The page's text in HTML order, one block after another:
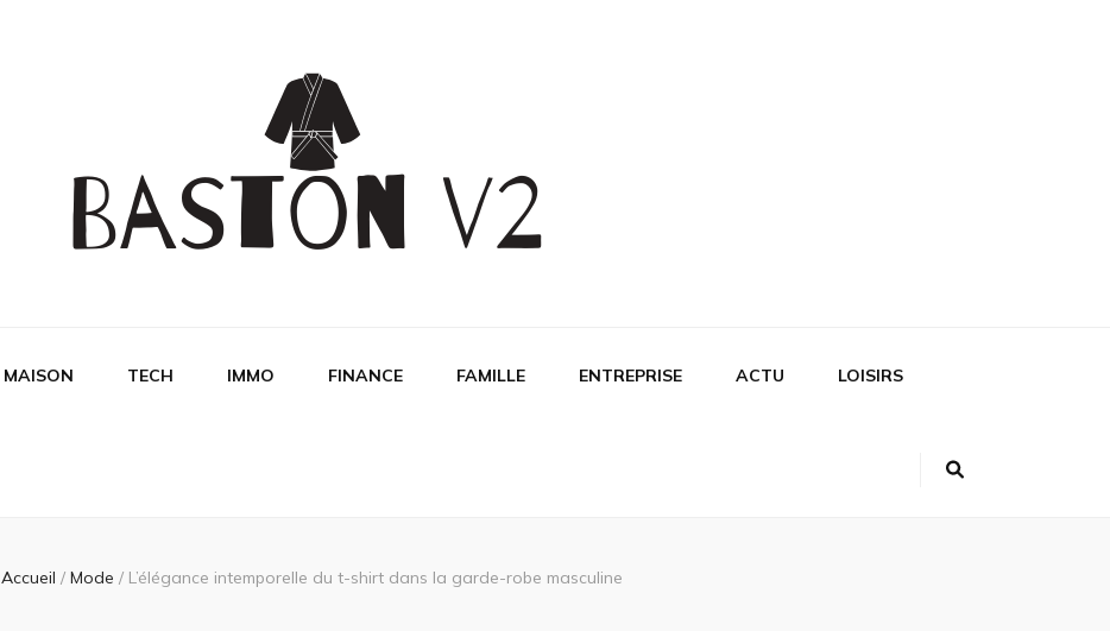
MAISON TECH IMMO FINANCE FAMILLE ENTREPRISE ACTU LOISIRS
Accueil / Mode / L’élégance intemporelle du t-shirt dans la garde-robe masculine